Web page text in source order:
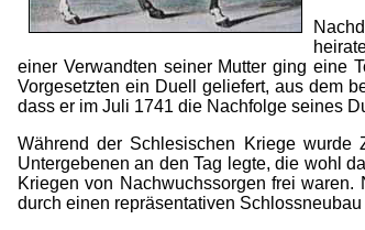
einer Verwandten seiner Mutter ging eine
Vorgesetzten ein Duell geliefert, aus dem
dass er im Juli 1741 die Nachfolge seines
Während der Schlesischen Kriege wurde
Untergebenen an den Tag legte, die wohl
Kriegen von Nachwuchssorgen frei
durch einen repräsentativen